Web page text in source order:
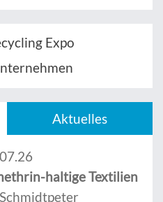
Expo
Aktuelles
haltige Textilien